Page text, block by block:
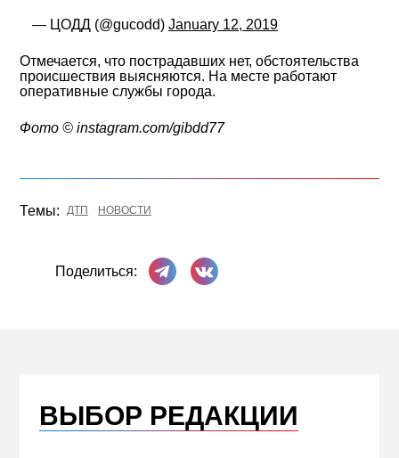
— ЦОДД (@gucodd) January 12, 2019
Отмечается, что пострадавших нет, обстоятельства
происшествия выясняются. На месте работают
оперативные службы города.
Фото ©️ instagram.com/gibdd77
Темы: ДТП НОВОСТИ
Поделиться:
Поделиться в Телеграме
Поделиться ВКонтакте
ВЫБОР РЕДАКЦИИ